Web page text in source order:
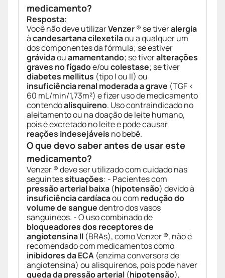
medicamento?
Resposta:
Você não deve utilizarVenzer® se tiveralergia
àcandesartana cilexetilaou a qualquer um
dos componentes da fórmula; se estiver
grávidaouamamentando; se tiveralterações
graves no fígadoe/oucolestase; se tiver
diabetes mellitus (tipo I ou II) ou
insuficiência renal moderada a grave (TGF <
60 mL/min/1,73m²) e fizer uso de medicamento
contendoalisquireno. Uso contraindicado no
aleitamento ou na doação de leite humano,
pois é excretado no leite e pode causar
reações indesejáveis no bebê.
O que devo saber antes de usar este
medicamento?
Venzer ® deve ser utilizado com cuidado nas
seguintessituações: - Pacientes com
pressão arterial baixa (hipotensão) devido à
insuficiência cardíacaou com redução do
volume de sanguedentro dos vasos
sanguíneos. - O uso combinado de
bloqueadores dos receptores de
angiotensina II (BRAs), como Venzer ®, não é
recomendado com medicamentos como
inibidores da ECA (enzima conversora de
angiotensina) ou alisquirenos, pois pode haver
queda da pressão arterial (hipotensão),